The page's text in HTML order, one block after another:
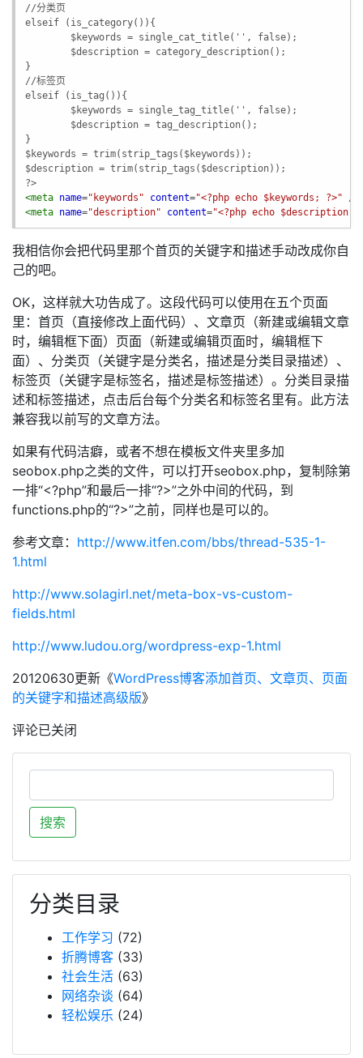
//分类页
elseif (is_category()){
$keywords = single_cat_title('', false);
$description = category_description();
}
//标签页
elseif (is_tag()){
$keywords = single_tag_title('', false);
$description = tag_description();
}
$keywords = trim(strip_tags($keywords));
$description = trim(strip_tags($description));
?>
<meta name="keywords" content="<?php echo $keywords; ?>"
/>
<meta name="description" content="<?php echo $description;
我相信你会把代码里那个首页的关键字和描述手动改成你自
己的吧。
OK，这样就大功告成了。这段代码可以使用在五个页面
里：首页（直接修改上面代码）、文章页（新建或编辑文章
时，编辑框下面）页面（新建或编辑页面时，编辑框下
面）、分类页（关键字是分类名，描述是分类目录描述）、
标签页（关键字是标签名，描述是标签描述）。分类目录描
述和标签描述，点击后台每个分类名和标签名里有。此方法
兼容我以前写的文章方法。
如果有代码洁癖，或者不想在模板文件夹里多加
seobox.php之类的文件，可以打开seobox.php，复制除第
一排“<?php”和最后一排“?>”之外中间的代码，到
functions.php的“?>”之前，同样也是可以的。
参考文章： http://www.itfen.com/bbs/thread-535-1-
1.html
http://www.solagirl.net/meta-box-vs-custom-
fields.html
http://www.ludou.org/wordpress-exp-1.html
20120630更新《WordPress博客添加首页、文章页、页面
的关键字和描述高级版》
评论已关闭
分类目录
工作学习 (72)
折腾博客 (33)
社会生活 (63)
网络杂谈 (64)
轻松娱乐 (24)